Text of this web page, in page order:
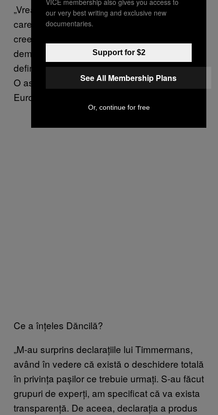
„Vreau să avertizez guvernul să nu ia măsuri
care să afecteze independența justiției și să
creeze impunitate pentru funcționari și
demnitari, precum rejudecarea sentințelor
definitive ale condamnaților pentru corupție.
O astfel de măsură ar face Comisia
Europeană să acționeze imediat”.
Ce a înțeles Dăncilă?
„M-au surprins declarațiile lui Timmermans,
având în vedere că există o deschidere totală
în privința pașilor ce trebuie urmați. S-au făcut
grupuri de experți, am specificat că va exista
transparență. De aceea, declarația a produs
our very best writing and exclusive new
documentaries.
Support for $2
See All Membership Plans
Or, continue for free